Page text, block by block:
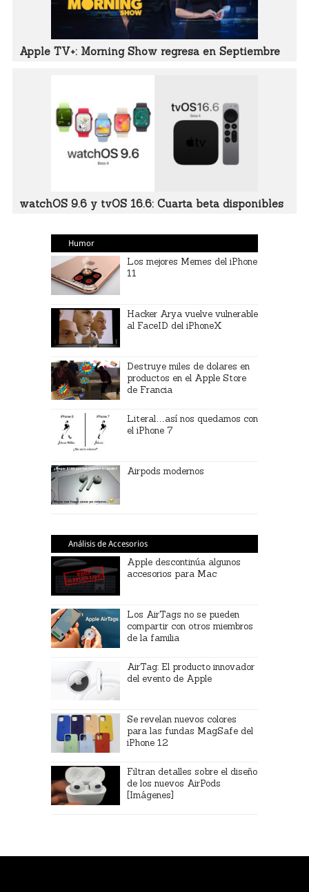
Apple TV+: Morning Show regresa en Septiembre
watchOS 9.6 y tvOS 16.6: Cuarta beta disponibles
Humor
Los mejores Memes del iPhone
11
Hacker Arya vuelve vulnerable
al FaceID del iPhoneX
Destruye miles de dolares en
productos en el Apple Store
de Francia
Literal…así nos quedamos con
el iPhone 7
Airpods modernos
Análisis de Accesorios
Apple descontinúa algunos
accesorios para Mac
Los AirTags no se pueden
compartir con otros miembros
de la familia
AirTag: El producto innovador
del evento de Apple
Se revelan nuevos colores
para las fundas MagSafe del
iPhone 12
Filtran detalles sobre el diseño
de los nuevos AirPods
[Imágenes]